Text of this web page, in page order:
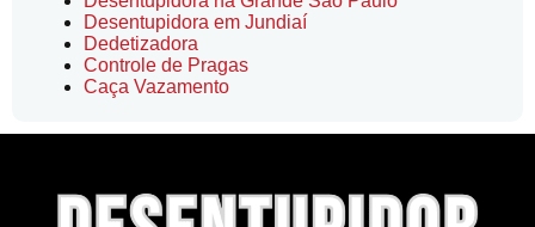
Desentupidora em Jundiaí
Dedetizadora
Controle de Pragas
Caça Vazamento